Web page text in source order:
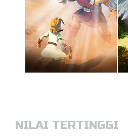
NILAI TERTINGGI